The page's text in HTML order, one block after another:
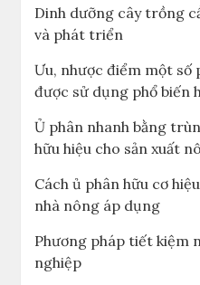
Dinh dưỡng cây trồng
và phát triển
Ưu, nhược điểm một số
được sử dụng phổ biến
Ủ phân nhanh bằng
hữu hiệu cho sản xuất
Cách ủ phân hữu cơ
nhà nông áp dụng
Phương pháp tiết kiệm
nghiệp